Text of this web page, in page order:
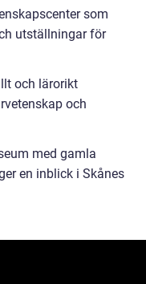
som
utställningar för
och lärorikt
och
med gamla
en inblick i Skånes